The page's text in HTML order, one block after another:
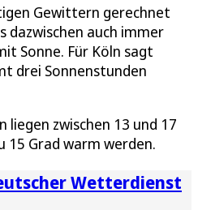
Gewittern gerechnet
dazwischen auch immer
Sonne. Für Köln sagt
drei Sonnenstunden
zwischen 13 und 17
15 Grad warm werden.
Wetterdienst